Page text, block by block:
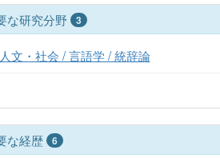
な研究分野 3
文・社会 / 言語学 / 統辞論
な経歴 6